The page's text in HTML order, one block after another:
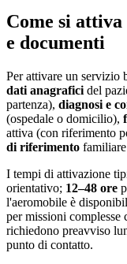
Come si
e documenti
Per attivare un servizio
dati anagrafici del
partenza), diagnosi e
(ospedale o domicilio),
attiva (con riferimento
di riferimento
I tempi di attivazione
orientativo; 12–48 ore
l'aeromobile è
per missioni complesse
richiedono preavviso
punto di contatto.